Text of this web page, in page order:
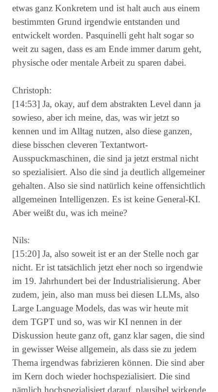
etwas ganz Konkretem und ist halt auch aus einem
bestimmten Grund irgendwie entstanden und
entwickelt worden. Pasquinelli geht halt sogar so
weit zu sagen, dass es am Ende immer darum geht,
physische oder mentale Arbeit zu sparen dabei.
Christoph:
[14:53] Ja, okay, auf dem abstrakten Level dann ja
sowieso, aber ich meine, das, was wir jetzt so
kennen und im Alltag nutzen, also diese ganzen,
diese bisschen cleveren Textantwort-
Ausspuckmaschinen, die sind ja jetzt erstmal nicht
so spezialisiert. Also die sind ja deutlich allgemeiner
gehalten. Also sie sind natürlich keine offensichtlich
allgemeinen Intelligenzen. Es ist keine General-KI.
Aber weißt du, was ich meine?
Nils:
[15:20] Ja, also soweit ist er an der Stelle noch gar
nicht. Er ist tatsächlich jetzt eher noch so irgendwie
im 19. Jahrhundert bei der Industrialisierung. Aber
zudem, jein, also man muss bei diesen LLMs, also
Large Language Models, das was wir heute mit
dem TGPT und so, was wir KI nennen in der
Diskussion heute ganz oft, ganz klar sagen, die sind
in gewisser Weise allgemein, als dass sie zu jedem
Thema irgendwas fabrizieren können. Die sind aber
im Kern doch wieder hochspezialisiert. Die sind
nämlich hochspezialisiert darauf, plausibel wirkende